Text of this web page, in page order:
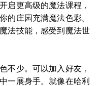
启更高级的魔法课程，
的庄园充满魔法色彩。
法技能，感受到魔法世
不少。可以加入好友，
一展身手。就像在哈利